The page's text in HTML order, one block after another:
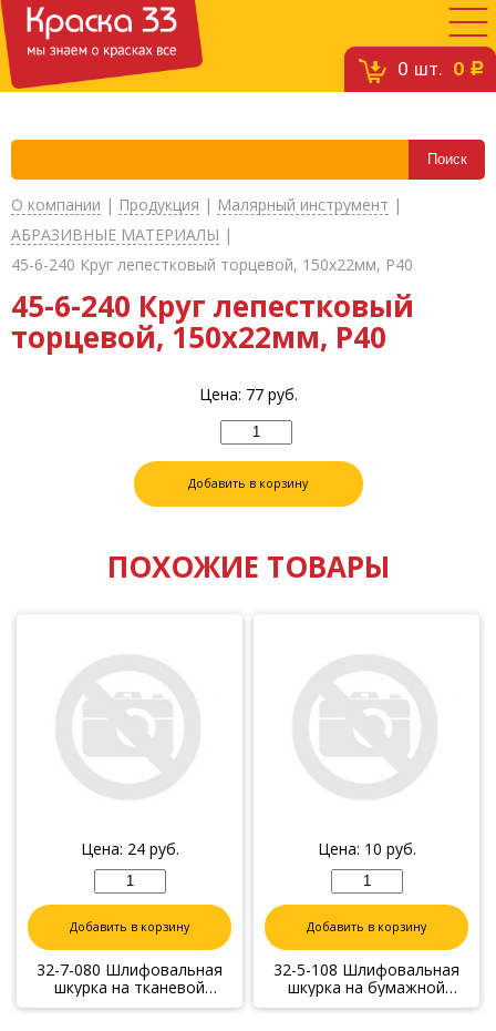
0 шт. 0 c
О компании | Продукция | Малярный инструмент |
АБРАЗИВНЫЕ МАТЕРИАЛЫ |
45-6-240 Круг лепестковый торцевой, 150х22мм, Р40
45-6-240 Круг лепестковый
торцевой, 150х22мм, Р40
Цена: 77руб.
Добавить в корзину
ПОХОЖИЕ ТОВАРЫ
Цена: 24руб.
Добавить в корзину
32-7-080 Шлифовальная
шкурка на тканевой
основе Р80, лист 230х280
Цена: 10 руб.
Добавить в корзину
32-5-108 Шлифовальная
шкурка на бумажной
основе Р80, лист 220х270